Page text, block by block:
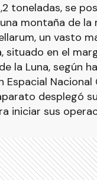
toneladas, se
montaña de la
un vasto
situado en el
la Luna, según
Nacional
desplegó
iniciar sus